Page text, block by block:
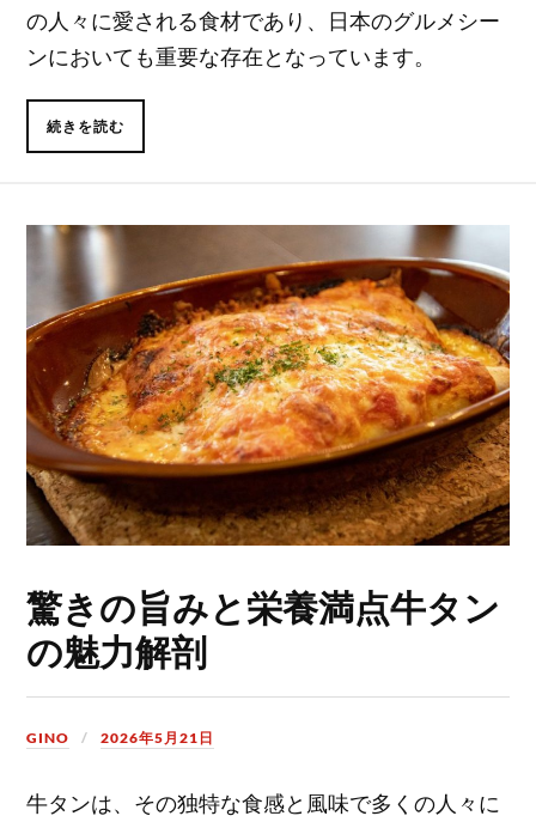
の人々に愛される食材であり、日本のグルメシー
ンにおいても重要な存在となっています。
続きを読む
驚きの旨みと栄養満点牛タン
の魅力解剖
GINO 2026年5月21日
牛タンは、その独特な食感と風味で多くの人々に